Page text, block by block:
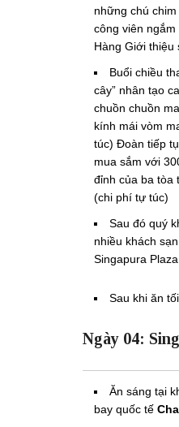
những chú
công viên
Hàng Giới thiệu
Buổi chiều
cây” nhân tạo
chuồn chuồn
kính mái vòm
túc) Đoàn tiếp
mua sắm với
đỉnh của ba tòa
(chi phí tự túc)
Sau đó quý
nhiều khách
Singapura
Sau khi ăn
Ngày 04:
Ăn sáng tại
bay quốc tế